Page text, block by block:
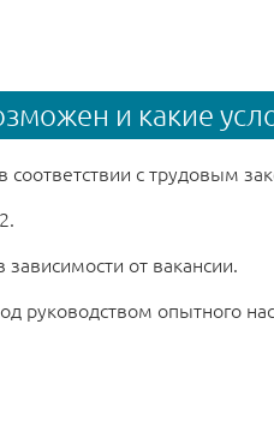
и какие
с трудовым
от вакансии.
руководством опытного